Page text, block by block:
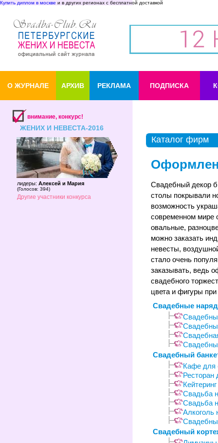
Купить диплом в москве и в других регионах с бесплатной доставкой
О ЖУРНАЛЕ АРХИВ РЕКЛАМА ПОДПИСКА
внимание, конкурс!
ЖЕНИХ И НЕВЕСТА-2016
лидеры: Алексей и Мария
(Голосов: 394)
Другие участники конкурса
Каталог фирм
Свадебный декор
столы покрывали
возможность
современном мире
овальные,
можно заказать
невесты,
стало очень
заказывать, ведь
свадебного
цвета и фигуры
Свадебные
Свадебный
Кафе для
Ресторан
Свадьба
Свадьба
Алкоголь
Свадебный